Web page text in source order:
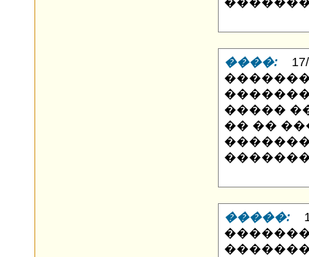
����: 17/
�����
�� ��
�����: